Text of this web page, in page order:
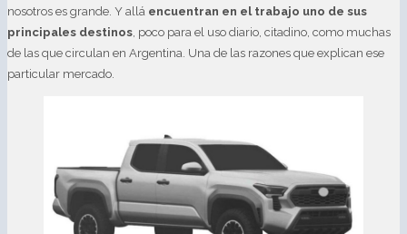
nosotros es grande. Y allá encuentran en el trabajo uno de sus
principales destinos , poco para el uso diario, citadino, como muchas
de las que circulan en Argentina. Una de las razones que explican ese
particular mercado.